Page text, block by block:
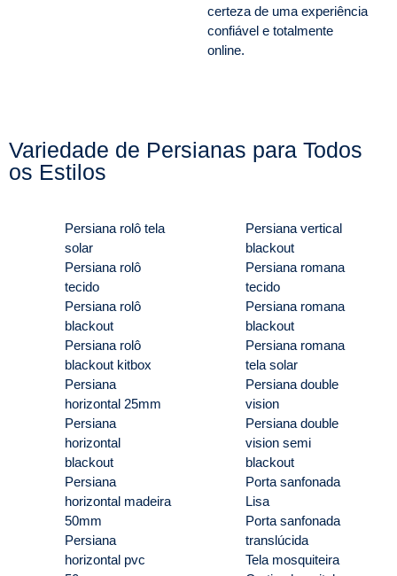
certeza de uma experiência
confiável e totalmente
online.
Variedade de Persianas para Todos
os Estilos
Persiana rolô tela
solar
Persiana rolô
tecido
Persiana rolô
blackout
Persiana rolô
blackout kitbox
Persiana
horizontal 25mm
Persiana
horizontal
blackout
Persiana
horizontal madeira
50mm
Persiana
horizontal pvc
Persiana vertical
blackout
Persiana romana
tecido
Persiana romana
blackout
Persiana romana
tela solar
Persiana double
vision
Persiana double
vision semi
blackout
Porta sanfonada
Lisa
Porta sanfonada
translúcida
Tela mosquiteira